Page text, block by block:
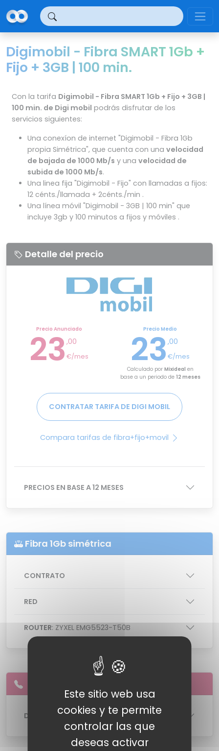
Digimobil - Fibra SMART 1Gb +
Fijo + 3GB | 100 min.
Con la tarifa Digimobil - Fibra SMART 1Gb + Fijo + 3GB |
100 min. de Digi mobil podrás disfrutar de los
servicios siguientes:
Una conexíon de internet "Digimobil - Fibra 1Gb
propia Simétrica", que cuenta con una velocidad
de bajada de 1000 Mb/s y una velocidad de
subida de 1000 Mb/s.
Una linea fija "Digimobil - Fijo" con llamadas a fijos:
12 cénts./llamada + 2cénts./min .
Una línea móvil "Digimobil - 3GB | 100 min" que
incluye 3gb y 100 minutos a fijos y móviles .
Detalle del precio
Precio Anunciado
23 ,00
€/mes
Precio Medio
23 ,00
€/mes
Calculado por Mixideal en
base a un periodo de 12 meses
CONTRATAR TARIFA DE DIGI MOBIL
Compara tarifas de fibra+fijo+movil
PRECIOS EN BASE A 12 MESES
Fibra 1Gb simétrica
CONTRATO
RED
ROUTER: ZYXEL EMG5523-T50B
DETALLES DE LA LINEA
Panel de gestión de cookies
Este sitio web usa
cookies y te permite
controlar las que
deseas activar